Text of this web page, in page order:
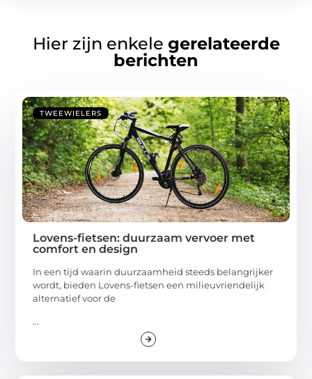
Hier zijn enkele gerelateerde
berichten
TWEEWIELERS
Lovens-fietsen: duurzaam vervoer met
comfort en design
In een tijd waarin duurzaamheid steeds belangrijker
wordt, bieden Lovens-fietsen een milieuvriendelijk
alternatief voor de
...